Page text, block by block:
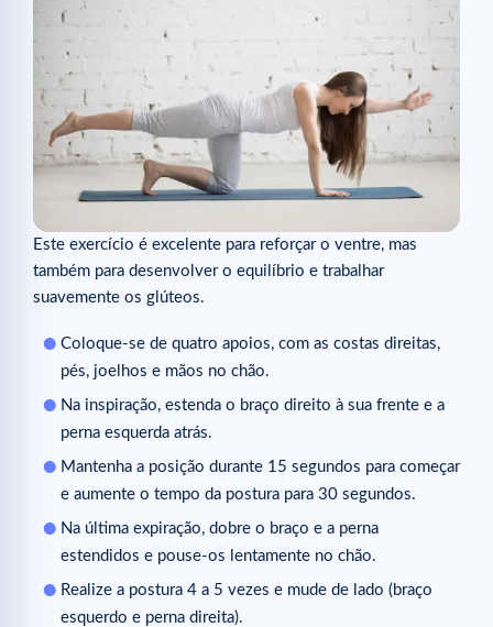
Este exercício é excelente para reforçar o ventre, mas
também para desenvolver o equilíbrio e trabalhar
suavemente os glúteos.
Coloque-se de quatro apoios, com as costas direitas,
pés, joelhos e mãos no chão.
Na inspiração, estenda o braço direito à sua frente e a
perna esquerda atrás.
Mantenha a posição durante 15 segundos para começar
e aumente o tempo da postura para 30 segundos.
Na última expiração, dobre o braço e a perna
estendidos e pouse-os lentamente no chão.
Realize a postura 4 a 5 vezes e mude de lado (braço
esquerdo e perna direita).